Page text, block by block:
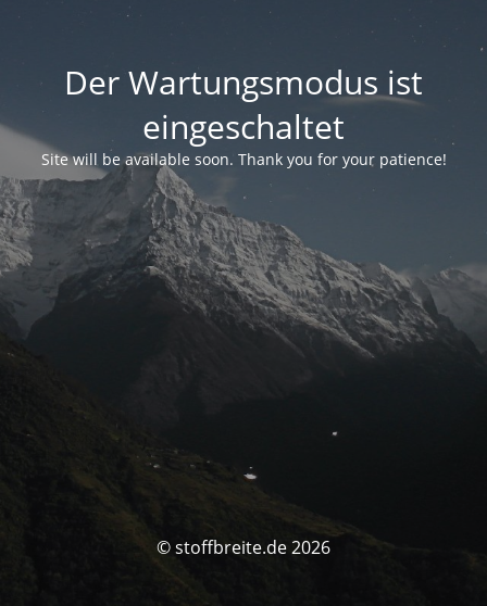
Der Wartungsmodus ist
eingeschaltet
Site will be available soon. Thank you for your patience!
© stoffbreite.de 2026